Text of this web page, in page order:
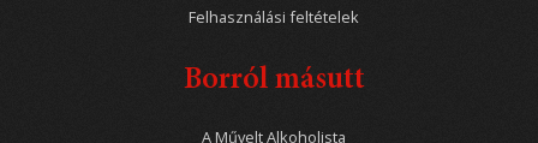
Felhasználási feltételek
Borról másutt
A Művelt Alkoholista